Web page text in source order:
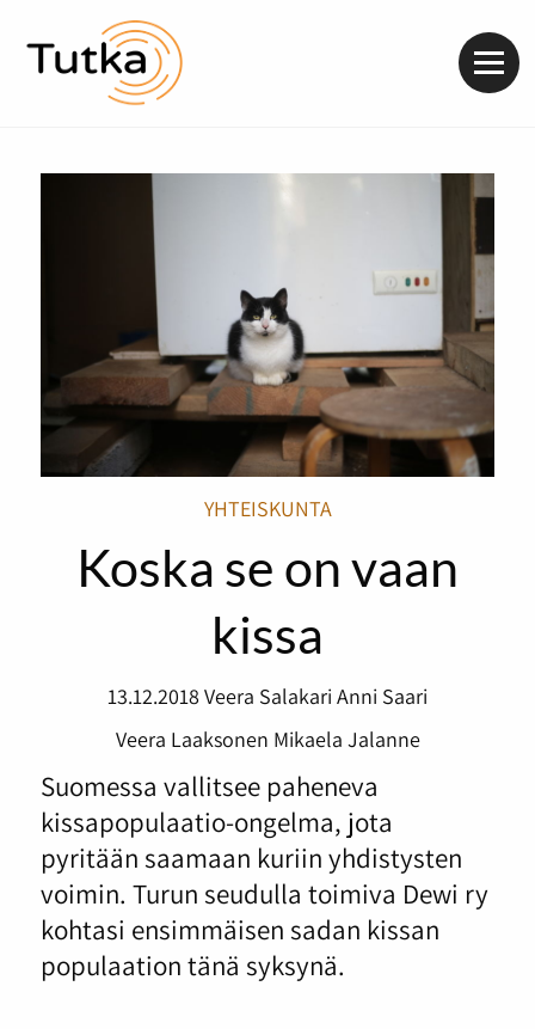
YHTEISKUNTA
Koska se on vaan
kissa
13.12.2018 Veera Salakari Anni Saari
Veera Laaksonen Mikaela Jalanne
Suomessa vallitsee paheneva
kissapopulaatio-ongelma, jota
pyritään saamaan kuriin yhdistysten
voimin. Turun seudulla toimiva Dewi ry
kohtasi ensimmäisen sadan kissan
populaation tänä syksynä.